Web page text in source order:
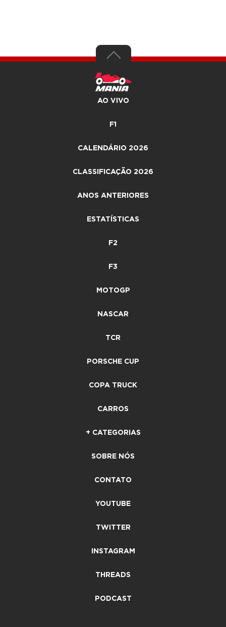
AO VIVO
F1
CALENDÁRIO 2026
CLASSIFICAÇÃO 2026
ANOS ANTERIORES
ESTATÍSTICAS
F2
F3
MOTOGP
NASCAR
TCR
PORSCHE CUP
COPA TRUCK
CARROS
+ CATEGORIAS
SOBRE NÓS
CONTATO
YOUTUBE
TWITTER
INSTAGRAM
THREADS
PODCAST